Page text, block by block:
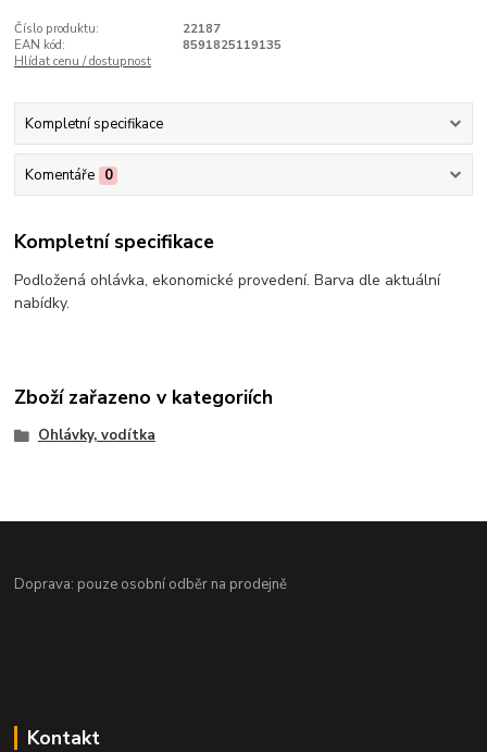
Číslo produktu:
22187
EAN kód:
8591825119135
Hlídat cenu / dostupnost
Kompletní specifikace
Komentáře 0
Kompletní specifikace
Podložená ohlávka, ekonomické provedení. Barva dle aktuální
nabídky.
Zboží zařazeno v kategoriích
Ohlávky, vodítka
Doprava: pouze osobní odběr na prodejně
Kontakt